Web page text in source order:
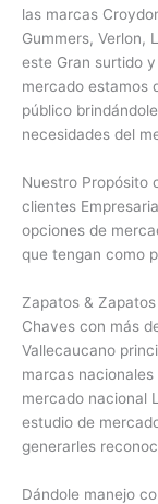
las marcas
Gummers, Verlon,
este Gran surtido
mercado estamos
público
necesidades del
Nuestro Propósito
clientes
opciones de
que tengan como
Zapatos &
Chaves con más
Vallecaucano
marcas
mercado nacional
estudio de
generarles
Dándole manejo